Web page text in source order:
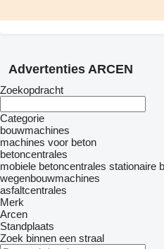
Advertenties ARCEN
Zoekopdracht
Categorie
bouwmachines
machines voor beton
betoncentrales
mobiele betoncentrales stationaire
wegenbouwmachines
asfaltcentrales
Merk
Arcen
Standplaats
Zoek binnen een straal